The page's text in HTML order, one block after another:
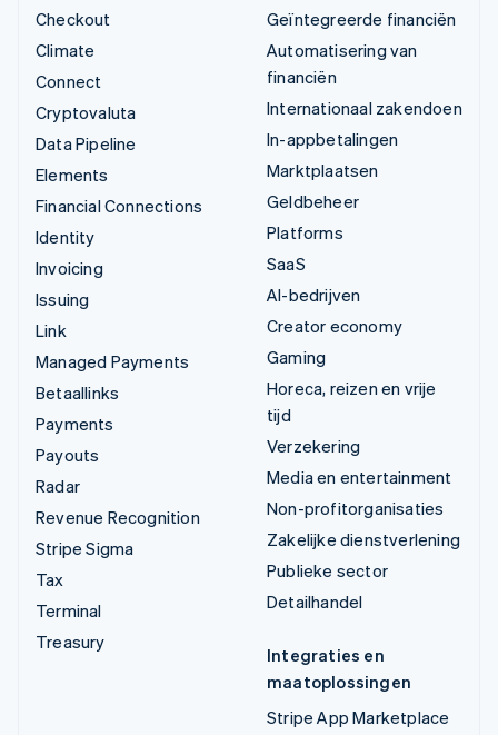
Checkout
Climate
Connect
Cryptovaluta
Data Pipeline
Elements
Financial Connections
Identity
Invoicing
Issuing
Link
Managed Payments
Betaallinks
Payments
Payouts
Radar
Revenue Recognition
Stripe Sigma
Tax
Terminal
Treasury
Geïntegreerde financiën
Automatisering van
financiën
Internationaal zakendoen
In-appbetalingen
Marktplaatsen
Geldbeheer
Platforms
SaaS
AI-bedrijven
Creator economy
Gaming
Horeca, reizen en vrije
tijd
Verzekering
Media en entertainment
Non-profitorganisaties
Zakelijke dienstverlening
Publieke sector
Detailhandel
Integraties en
maatoplossingen
Stripe App Marketplace